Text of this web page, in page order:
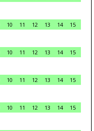
10 11 12 13 14
15
10 11 12 13 14
15
10 11 12 13 14
15
10 11 12 13 14
15